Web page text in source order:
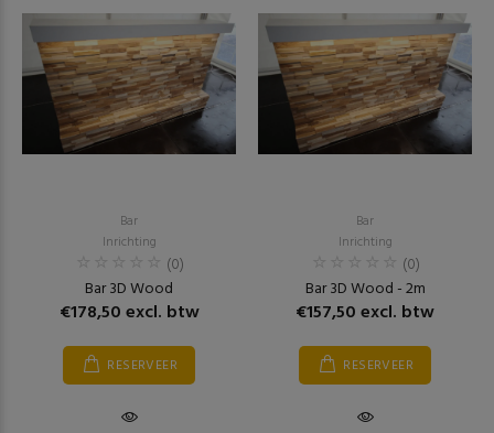
Bar
Inrichting
(0)
Bar 3D Wood
€178,50 excl. btw
RESERVEER
Bar
Inrichting
(0)
Bar 3D Wood - 2m
€157,50 excl. btw
RESERVEER